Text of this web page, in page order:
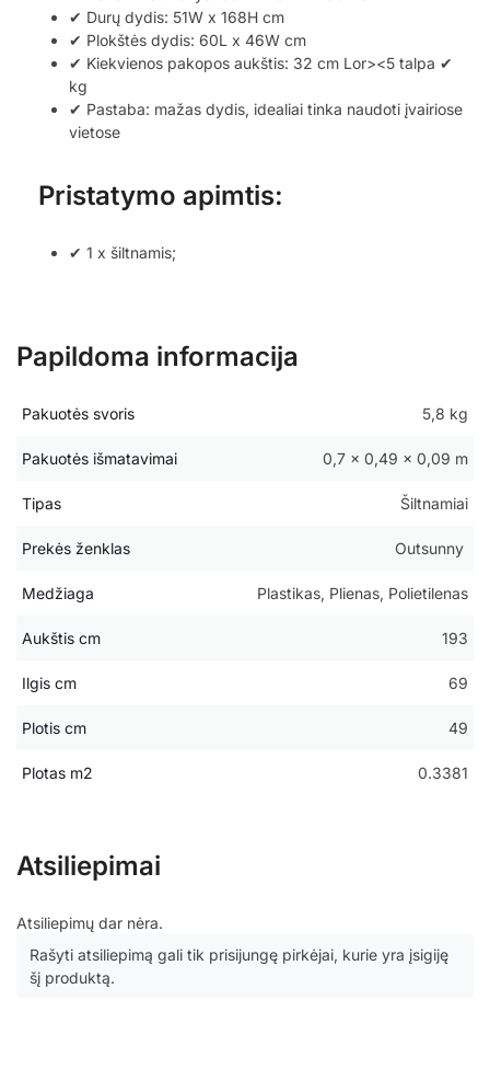
✔ Durų dydis: 51W x 168H cm
✔ Plokštės dydis: 60L x 46W cm
✔ Kiekvienos pakopos aukštis: 32 cm Lor><5 talpa ✔
kg
✔ Pastaba: mažas dydis, idealiai tinka naudoti įvairiose
vietose
Pristatymo apimtis:
✔ 1 x šiltnamis;
Papildoma informacija
Pakuotės svoris 5,8 kg
Pakuotės išmatavimai 0,7 × 0,49 × 0,09 m
Tipas Šiltnamiai
Prekės ženklas Outsunny
Medžiaga Plastikas, Plienas, Polietilenas
Aukštis cm 193
Ilgis cm 69
Plotis cm 49
Plotas m2 0.3381
Atsiliepimai
Atsiliepimų dar nėra.
Rašyti atsiliepimą gali tik prisijungę pirkėjai, kurie yra įsigiję
šį produktą.